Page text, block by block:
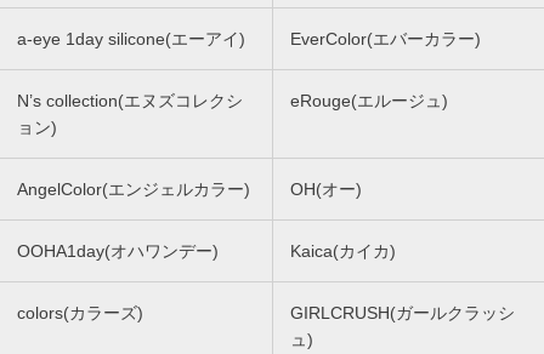
a-eye 1day silicone(エーアイ) EverColor(エバーカラー)
N’s collection(エヌズコレクシ
ョン)
eRouge(エルージュ)
AngelColor(エンジェルカラー) OH(オー)
OOHA1day(オハワンデー) Kaica(カイカ)
colors(カラーズ)
GIRLCRUSH(ガールクラッシ
ュ)